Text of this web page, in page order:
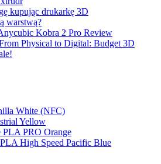
kupując drukarkę 3D
warstwą?
Kobra 2 Pro Review
Physical to Digital: Budget 3D
White (NFC)
Yellow
PRO Orange
High Speed Pacific Blue